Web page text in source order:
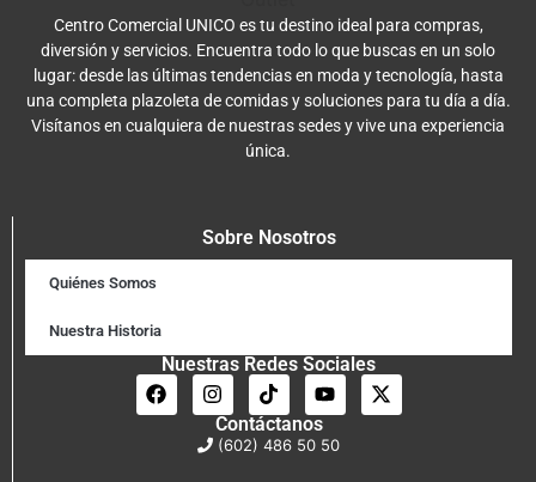
Centro Comercial UNICO es tu destino ideal para compras,
diversión y servicios. Encuentra todo lo que buscas en un solo
lugar: desde las últimas tendencias en moda y tecnología, hasta
una completa plazoleta de comidas y soluciones para tu día a día.
Visítanos en cualquiera de nuestras sedes y vive una experiencia
única.
Sobre Nosotros
Quiénes Somos
Nuestra Historia
Nuestras Redes Sociales
Contáctanos
(602) 486 50 50